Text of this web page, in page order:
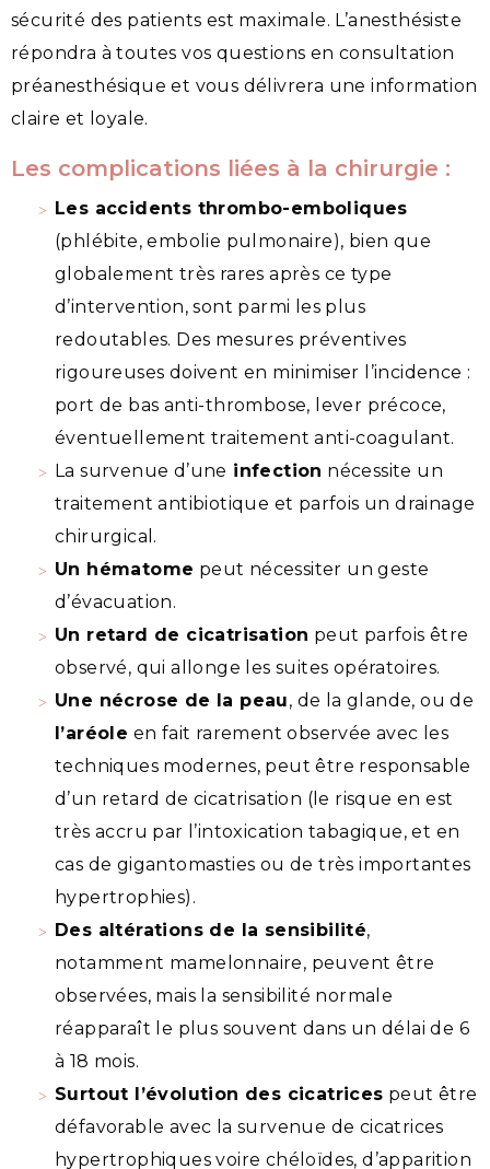
sécurité des patients est maximale. L’anesthésiste
répondra à toutes vos questions en consultation
préanesthésique et vous délivrera une information
claire et loyale.
Les complications liées à la chirurgie :
Les accidents thrombo-emboliques
(phlébite, embolie pulmonaire), bien que
globalement très rares après ce type
d’intervention, sont parmi les plus
redoutables. Des mesures préventives
rigoureuses doivent en minimiser l’incidence :
port de bas anti-thrombose, lever précoce,
éventuellement traitement anti-coagulant.
La survenue d’une infection nécessite un
traitement antibiotique et parfois un drainage
chirurgical.
Un hématome peut nécessiter un geste
d’évacuation.
Un retard de cicatrisation peut parfois être
observé, qui allonge les suites opératoires.
Une nécrose de la peau, de la glande, ou de
l’aréole en fait rarement observée avec les
techniques modernes, peut être responsable
d’un retard de cicatrisation (le risque en est
très accru par l’intoxication tabagique, et en
cas de gigantomasties ou de très importantes
hypertrophies).
Des altérations de la sensibilité,
notamment mamelonnaire, peuvent être
observées, mais la sensibilité normale
réapparaît le plus souvent dans un délai de 6
à 18 mois.
Surtout l’évolution des cicatrices peut être
défavorable avec la survenue de cicatrices
hypertrophiques voire chéloïdes, d’apparition